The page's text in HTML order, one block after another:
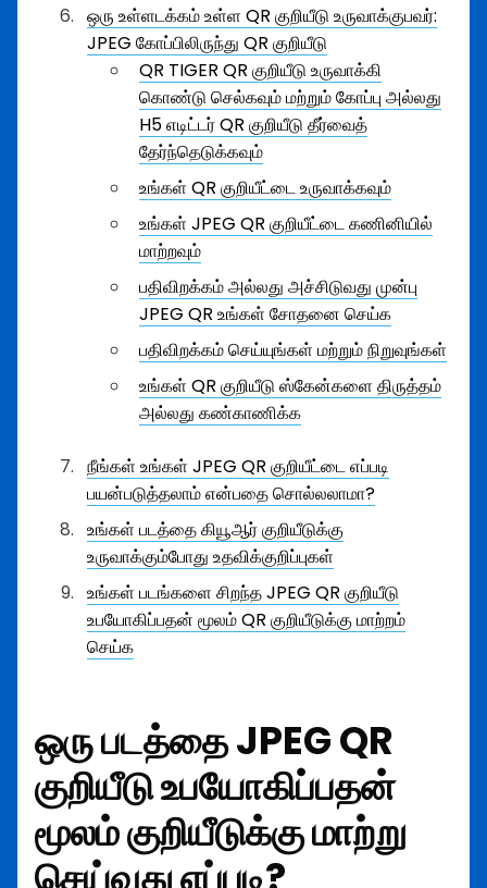
ஒரு உள்ளடக்கம் உள்ள QR குறியீடு உருவாக்குபவர்:
JPEG கோப்பிலிருந்து QR குறியீடு
QR TIGER QR குறியீடு உருவாக்கி
கொண்டு செல்கவும் மற்றும் கோப்பு அல்லது
H5 எடிட்டர் QR குறியீடு தீர்வைத்
தேர்ந்தெடுக்கவும்
உங்கள் QR குறியீட்டை உருவாக்கவும்
உங்கள் JPEG QR குறியீட்டை கணினியில்
மாற்றவும்
பதிவிறக்கம் அல்லது அச்சிடுவது முன்பு
JPEG QR உங்கள் சோதனை செய்க
பதிவிறக்கம் செய்யுங்கள் மற்றும் நிறுவுங்கள்
உங்கள் QR குறியீடு ஸ்கேன்களை திருத்தம்
அல்லது கண்காணிக்க
நீங்கள் உங்கள் JPEG QR குறியீட்டை எப்படி
பயன்படுத்தலாம் என்பதை சொல்லலாமா?
உங்கள் படத்தை கியூஆர் குறியீடுக்கு
உருவாக்கும்போது உதவிக்குறிப்புகள்
உங்கள் படங்களை சிறந்த JPEG QR குறியீடு
உபயோகிப்பதன் மூலம் QR குறியீடுக்கு மாற்றம்
செய்க
ஒரு படத்தை JPEG QR
குறியீடு உபயோகிப்பதன்
மூலம் குறியீடுக்கு மாற்று